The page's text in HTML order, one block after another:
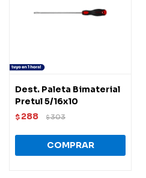
Dest. Paleta Bimaterial
Pretul 5/16x10
$ 288 $303